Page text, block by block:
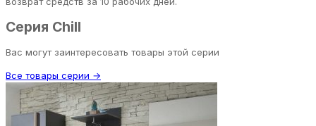
Серия Chill
Вас могут заинтересовать товары этой серии
Все товары серии →